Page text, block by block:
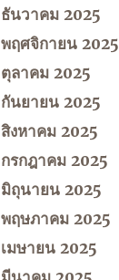
ธันวาคม 2025
พฤศจิกายน 2025
ตุลาคม 2025
กันยายน 2025
สิงหาคม 2025
กรกฎาคม 2025
มิถุนายน 2025
พฤษภาคม 2025
เมษายน 2025